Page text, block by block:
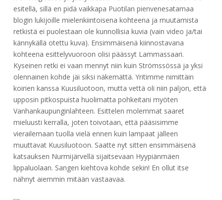
esitellä, sillä en pidä vaikkapa Puotilan pienvenesatamaa
blogin lukijoille mielenkiintoisena kohteena ja muutamista
retkistä ei puolestaan ole kunnollisia kuvia (vain video ja/tai
kännykällä otettu kuva). Ensimmäisenä kiinnostavana
kohteena esittelyvuoroon olisi päässyt Lammassaari.
Kyseinen retki ei vaan mennyt niin kuin Strömssössä ja yksi
olennainen kohde jäi siksi näkemättä. Yritimme nimittäin
koirien kanssa Kuusiluotoon, mutta vettä oli niin paljon, että
upposin pitkospuista huolimatta pohkeitani myöten
Vanhankaupunginlahteen. Esittelen molemmat saaret
mieluusti kerralla, joten toivotaan, että pääsisimme
vierailemaan tuolla vielä ennen kuin lampaat jälleen
muuttavat Kuusiluotoon. Saatte nyt sitten ensimmäisenä
katsauksen Nurmijärvellä sijaitsevaan Hyypiänmäen
lippaluolaan. Sangen kiehtova kohde sekin! En ollut itse
nähnyt aiemmin mitään vastaavaa.